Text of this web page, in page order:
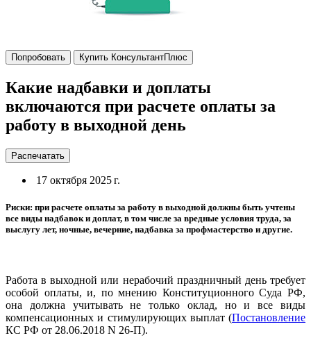
Попробовать Купить КонсультантПлюс
Какие надбавки и доплаты
включаются при расчете оплаты за
работу в выходной день
Распечатать
17 октября 2025 г.
Риски: при расчете оплаты за работу в выходной должны быть учтены
все виды надбавок и доплат, в том числе за вредные условия труда, за
выслугу лет, ночные, вечерние, надбавка за профмастерство и другие.
Работа в выходной или нерабочий праздничный день требует
особой оплаты, и, по мнению Конституционного Суда РФ,
она должна учитывать не только оклад, но и все виды
компенсационных и стимулирующих выплат (Постановление
КС РФ от 28.06.2018 N 26-П).